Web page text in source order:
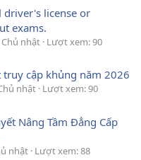
license or
exams.
Chủ nhật Lượt xem: 90
cập khủng năm 2026
nhật Lượt xem: 90
Nâng Tầm Đẳng Cấp
nhật Lượt xem: 88